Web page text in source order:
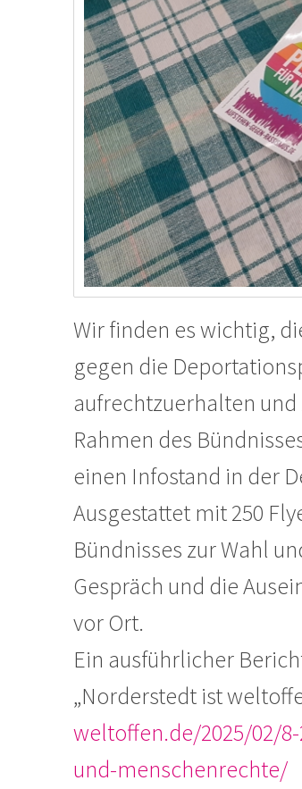
Wir finden es wichtig,
gegen die
aufrechtzuerhalten und
Rahmen des
einen Infostand in der
Ausgestattet mit 250
Bündnisses zur Wahl
Gespräch und die
vor Ort.
Ein ausführlicher
„Norderstedt ist
weltoffen.de/2025/02/
und-menschenrechte/